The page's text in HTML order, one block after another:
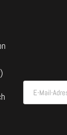
E-Mail-